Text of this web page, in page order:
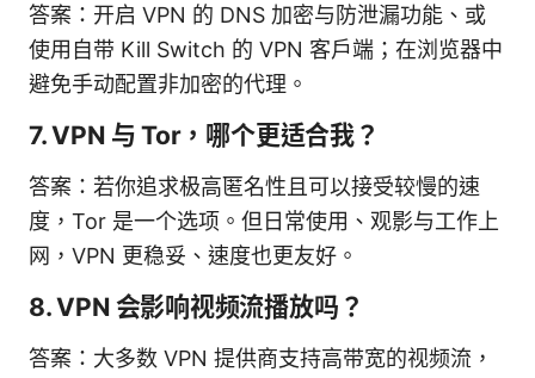
答案：开启 VPN 的 DNS 加密与防泄漏功能、或
使用自带 Kill Switch 的 VPN 客户端；在浏览器中
避免手动配置非加密的代理。
7. VPN 与 Tor，哪个更适合我？
答案：若你追求极高匿名性且可以接受较慢的速
度，Tor 是一个选项。但日常使用、观影与工作上
网，VPN 更稳妥、速度也更友好。
8. VPN 会影响视频流播放吗？
答案：大多数 VPN 提供商支持高带宽的视频流，